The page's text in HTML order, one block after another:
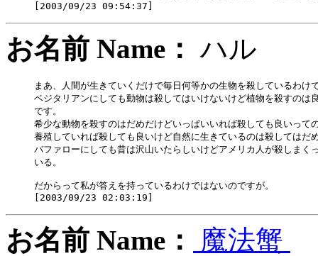
お名前 Name： ハ
まあ、人間が生きていくだけで毎日何等かの生物を殺しているわけ
ベジタリアンにしても動物は殺してはいけないけど植物を殺すのは
です。
希少な動物を殺すのはだめだけどいっぱいいれば殺しても良いって
養殖していれば殺しても良いけど自然に生きているのは殺してはだ
バファローにしても昔は沢山いたらしいけどアメリカ人が殺しまく
いる。
だからって私が答えを持っているわけではないのですが。
お名前 Name： 魔法蟹